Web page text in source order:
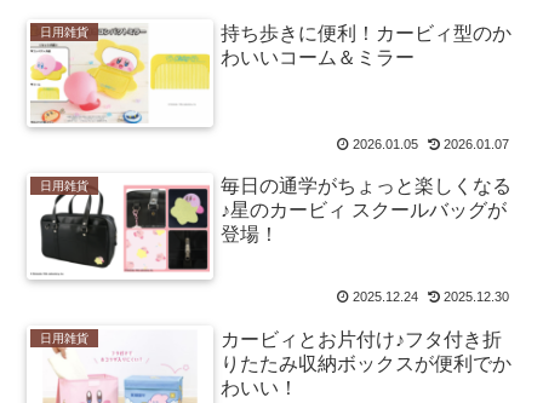
日用雑貨
持ち歩きに便利！カービィ型のか
わいいコーム＆ミラー
2026.01.05 2026.01.07
日用雑貨
毎日の通学がちょっと楽しくなる
♪星のカービィ スクールバッグが
登場！
2025.12.24 2025.12.30
日用雑貨
カービィとお片付け♪フタ付き折
りたたみ収納ボックスが便利でか
わいい！